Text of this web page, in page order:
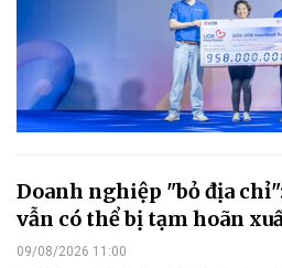
Doanh nghiệp "bỏ địa
vẫn có thể bị tạm hoãn
09/08/2026 11:00